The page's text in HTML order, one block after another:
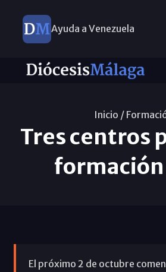
Ayuda a Venezuela
Inicio /
Tres centros
El próximo 2 de octubre